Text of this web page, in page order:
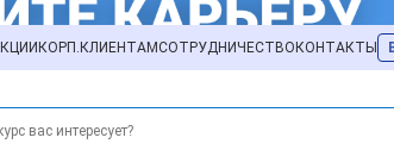
КОРП.КЛИЕНТАМСОТРУДНИЧЕСТВО КОНТАКТЫ